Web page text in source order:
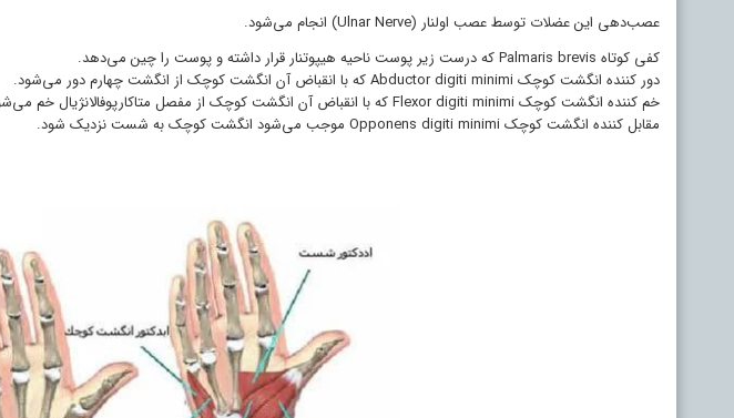
عصب‌دهی این عضلات توسط عصب اولنار (Ulnar Nerve) انجام می‌شود.
کفی کوتاه Palmaris brevis که درست زیر پوست ناحیه هیپوتنار قرار داشته و پوست را چین می‌دهد.
دور کننده انگشت کوچک Abductor digiti minimi که با انقباض آن انگشت کوچک از انگشت چهارم دور می‌شود.
خم کننده انگشت کوچک Flexor digiti minimi که با انقباض آن انگشت کوچک از مفصل متاکارپوفالانژیال خم می‌شود.
مقابل کننده انگشت کوچک Opponens digiti minimi موجب می‌شود انگشت کوچک به شست نزدیک شود.